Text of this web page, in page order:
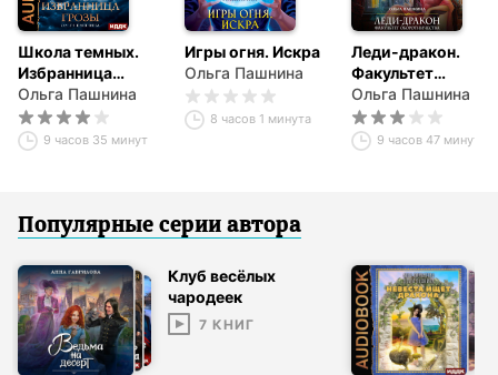
Школа темных.
Избранница
грозы
Ольга Пашнина
9 часов 35 минут
Игры огня. Искра
Ольга Пашнина
8 часов 1 минута
Леди-дракон.
Факультет
оборотничества
Ольга Пашнина
9 часов 47 минут
Популярные серии автора
Клуб весёлых
чародеек
7 КНИГ